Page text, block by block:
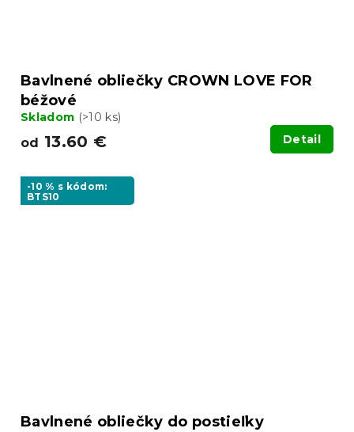
Bavlnené obliečky CROWN LOVE FOR
béžové
Skladom (>10 ks)
od 13.60 € Detail
-10 % s kódom:
BTS10
Bavlnené obliečky do postieľky